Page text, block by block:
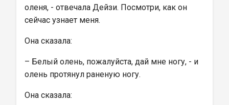
оленя, - отвечала Дейзи. Посмотри, как он
сейчас узнает меня.
Она сказала:
– Белый олень, пожалуйста, дай мне ногу, - и
олень протянул раненую ногу.
Она сказала: